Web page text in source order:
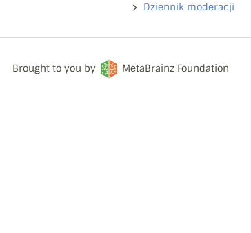
Dziennik moderacji
Brought to you by MetaBrainz Foundation